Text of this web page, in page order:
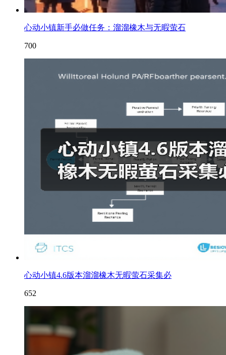
心动小镇新手必做任务：溜溜橡木与无暇萤石
700
心动小镇4.6版本溜溜橡木无暇萤石采集必
652